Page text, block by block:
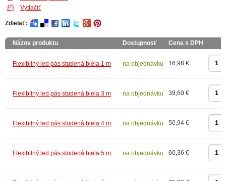
Vytlačiť
Zdielať:
Názov produktu Dostupnosť Cena s DPH
Flexibilný led pás studená biela 1 m na objednávku 16,98 €
Flexibilný led pás studená biela 3 m na objednávku 39,60 €
Flexibilný led pás studená biela 4 m na objednávku 50,94 €
Flexibilný led pás studená biela 5 m na objednávku 60,36 €